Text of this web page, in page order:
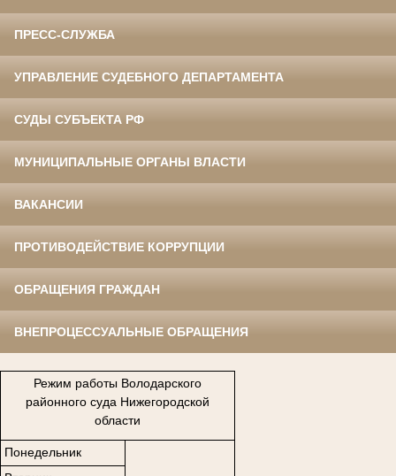
ПРЕСС-СЛУЖБА
УПРАВЛЕНИЕ СУДЕБНОГО ДЕПАРТАМЕНТА
СУДЫ СУБЪЕКТА РФ
МУНИЦИПАЛЬНЫЕ ОРГАНЫ ВЛАСТИ
ВАКАНСИИ
ПРОТИВОДЕЙСТВИЕ КОРРУПЦИИ
ОБРАЩЕНИЯ ГРАЖДАН
ВНЕПРОЦЕССУАЛЬНЫЕ ОБРАЩЕНИЯ
Режим работы Володарского
районного суда Нижегородской
области
Понедельник